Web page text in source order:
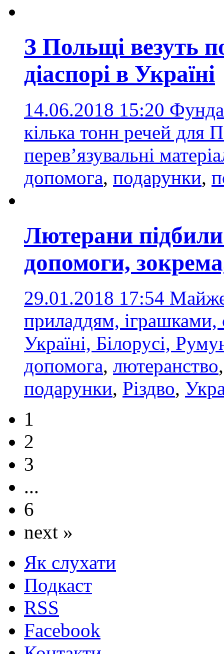
З Польщі везуть
діаспорі в Україні
14.06.2018 15:20
кілька тонн речей для
перев’язувальні
допомога, подарунки,
Лютерани підбили
допомоги,
29.01.2018 17:54 Майже
приладдям,
Україні, Білорусі,
допомога, лютеранство
подарунки, Різдво,
1
2
3
...
6
next »
Як слухати
Подкаст
RSS
Facebook